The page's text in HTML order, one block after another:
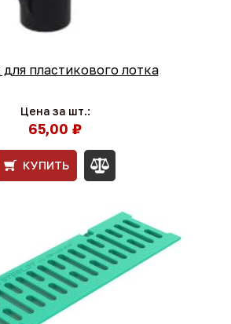
пластикового лотка
Цена за шт.:
65,00 ₽
КУПИТЬ